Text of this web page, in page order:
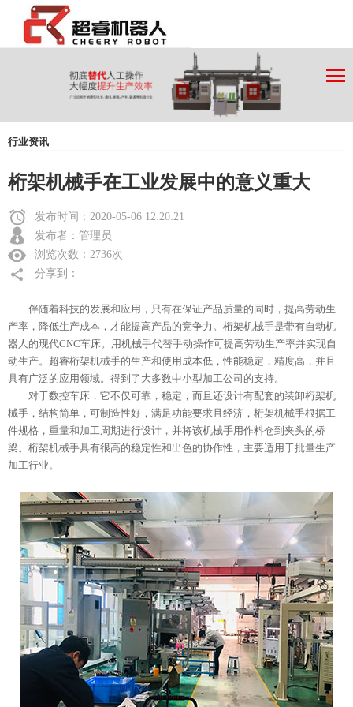
行业资讯
桁架机械手在工业发展中的意义重大
发布时间：2020-05-06 12:20:21
发布者：管理员
浏览次数：2736次
分享到：
伴随着科技的发展和应用，只有在保证产品质量的同时，提高劳动生
产率，降低生产成本，才能提高产品的竞争力。桁架机械手是带有自动机
器人的现代CNC车床。用机械手代替手动操作可提高劳动生产率并实现自
动生产。超睿桁架机械手的生产和使用成本低，性能稳定，精度高，并且
具有广泛的应用领域。得到了大多数中小型加工公司的支持。
对于数控车床，它不仅可靠，稳定，而且还设计有配套的装卸桁架机
械手，结构简单，可制造性好，满足功能要求且经济，桁架机械手根据工
件规格，重量和加工周期进行设计，并将该机械手用作料仓到夹头的桥
梁。桁架机械手具有很高的稳定性和出色的协作性，主要适用于批量生产
加工行业。